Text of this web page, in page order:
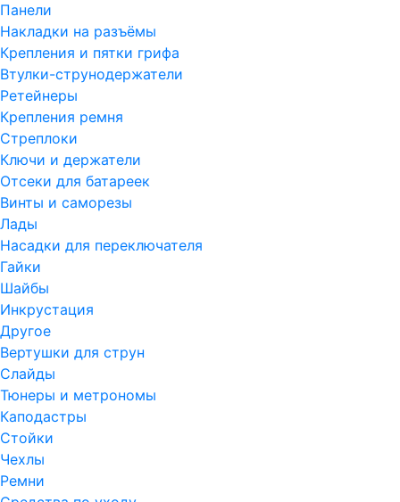
Панели
Накладки на разъёмы
Крепления и пятки грифа
Втулки-струнодержатели
Ретейнеры
Крепления ремня
Стреплоки
Ключи и держатели
Отсеки для батареек
Винты и саморезы
Лады
Насадки для переключателя
Гайки
Шайбы
Инкрустация
Другое
Вертушки для струн
Слайды
Тюнеры и метрономы
Каподастры
Стойки
Чехлы
Ремни